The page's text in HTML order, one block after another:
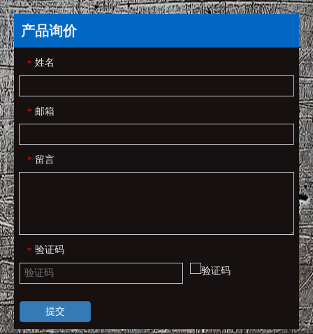
产品询价
* 姓名
* 邮箱
* 留言
* 验证码
提交